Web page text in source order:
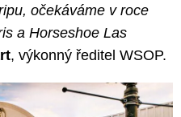
očekáváme v roce
a Horseshoe Las
, výkonný ředitel WSOP.